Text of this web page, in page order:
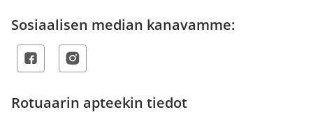
Sosiaalisen median kanavamme:
Rotuaarin apteekin tiedot